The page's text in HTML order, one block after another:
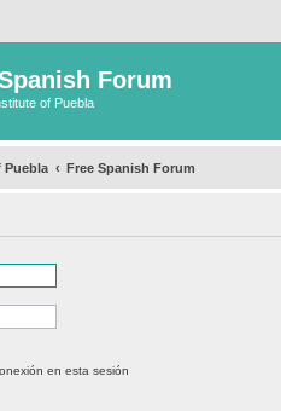
Forum
of Puebla
Puebla Free Spanish Forum
en esta sesión